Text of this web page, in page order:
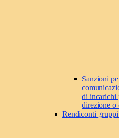
Sanzioni
di incarichi
direzione o
Rendiconti